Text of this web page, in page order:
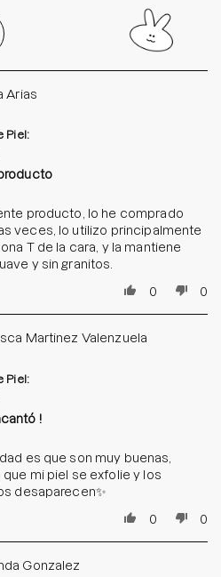
Arias
Piel:
producto, lo he comprado
veces, lo utilizo principalmente
T de la cara, y la mantiene
y sin granitos.
0
0
Martinez Valenzuela
Piel:
!
es que son muy buenas,
que mi piel se exfolie y los
desaparecen✨
0
0
Gonzalez